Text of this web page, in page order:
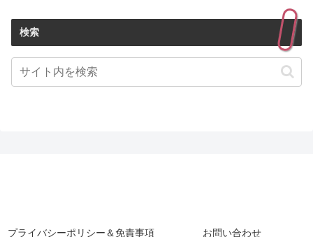
検索
プライバシーポリシー＆免責事項 お問い合わせ